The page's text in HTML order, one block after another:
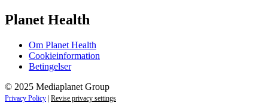
Planet Health
Om Planet Health
Cookieinformation
Betingelser
© 2025 Mediaplanet Group
Privacy Policy | Revise privacy settings